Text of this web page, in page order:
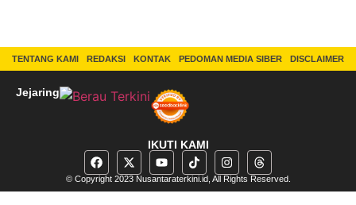
TENTANG KAMI REDAKSI KONTAK PEDOMAN MEDIA SIBER DISCLAIMER
Jejaring
IKUTI KAMI
© Copyright 2023 Nusantaraterkini.id, All Rights Reserved.